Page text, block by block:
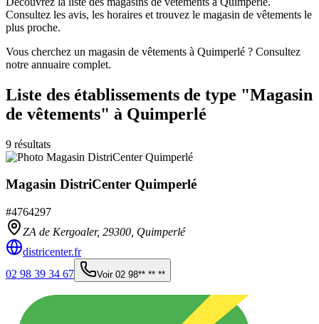
Consultez les avis, les horaires et trouvez le magasin de vêtements le
plus proche.
Vous cherchez un magasin de vêtements à Quimperlé ? Consultez
notre annuaire complet.
Liste des établissements de type "Magasin
de vêtements" à Quimperlé
9 résultats
Magasin DistriCenter Quimperlé
#4764297
ZA de Kergoaler, 29300 Quimperlé
districenter.fr
02 98 39 34 67
Voir 02 98** ** **